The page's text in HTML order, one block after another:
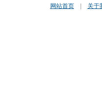
网站首页| 关于